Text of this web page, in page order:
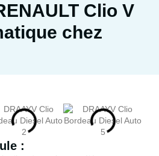
Clio V
chez
: